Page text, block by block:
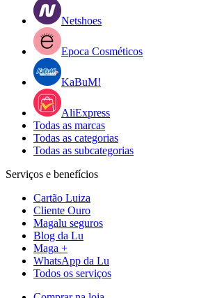
Netshoes
Epoca Cosméticos
KaBuM!
AliExpress
Todas as marcas
Todas as categorias
Todas as subcategorias
Serviços e benefícios
Cartão Luiza
Cliente Ouro
Magalu seguros
Blog da Lu
Maga +
WhatsApp da Lu
Todos os serviços